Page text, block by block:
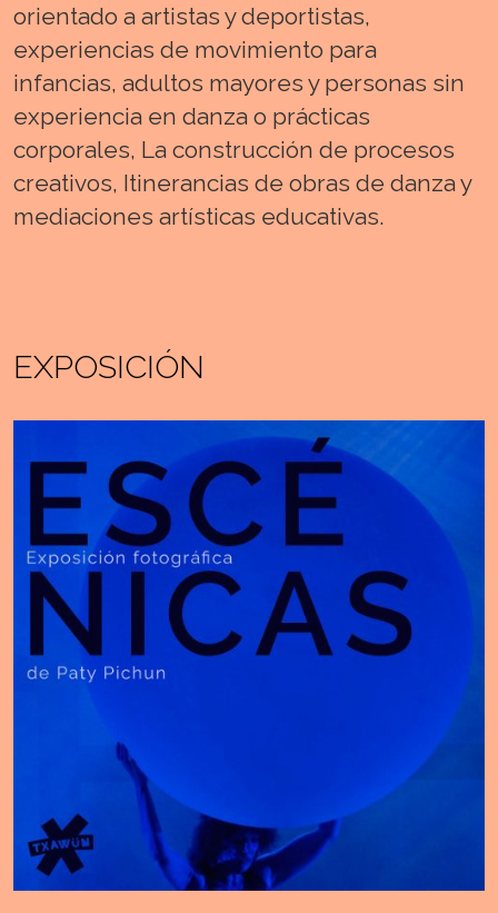
orientado a artistas y deportistas,
experiencias de movimiento para
infancias, adultos mayores y personas sin
experiencia en danza o prácticas
corporales, La construcción de procesos
creativos, Itinerancias de obras de danza y
mediaciones artísticas educativas.
EXPOSICIÓN